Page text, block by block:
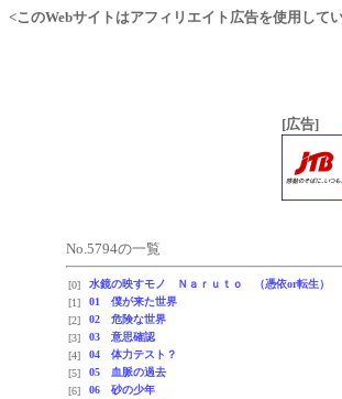
<このWebサイトはアフィリエイト広告を使用して
[広告]
No.5794の一覧
[0] 水鏡の映すモノ Ｎａｒｕｔｏ （憑依or転生）
[1]
01 僕が来た世界
[2]
02 危険な世界
[3]
03 意思確認
[4]
04 体力テスト？
[5]
05 血脈の過去
[6]
06 砂の少年